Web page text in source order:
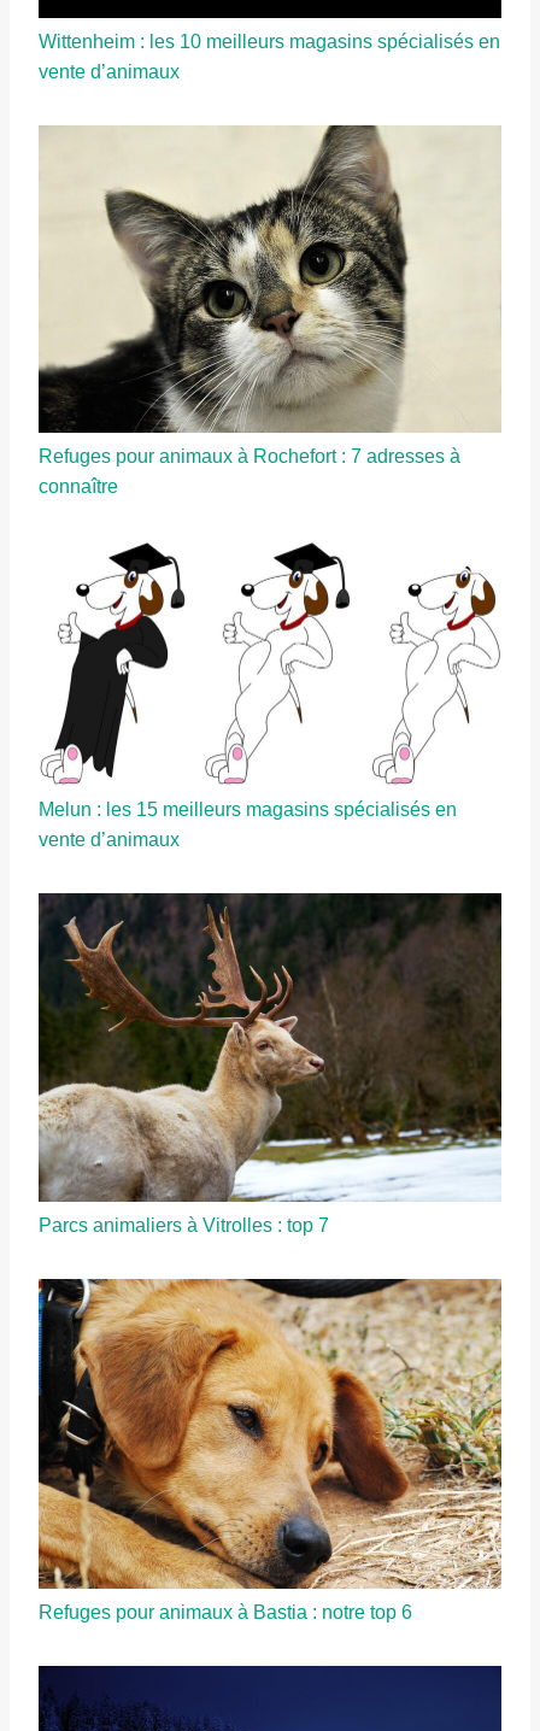
Wittenheim : les 10 meilleurs magasins spécialisés en
vente d’animaux
Refuges pour animaux à Rochefort : 7 adresses à
connaître
Melun : les 15 meilleurs magasins spécialisés en
vente d’animaux
Parcs animaliers à Vitrolles : top 7
Refuges pour animaux à Bastia : notre top 6